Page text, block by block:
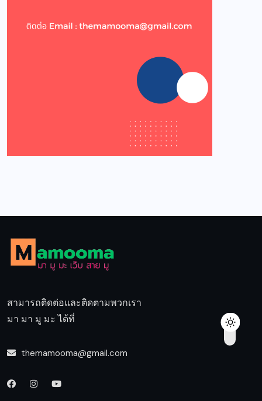
สามารถติดต่อและติดตามพวกเรา
มา มา มู มะ ได้ที่
themamooma@gmail.com